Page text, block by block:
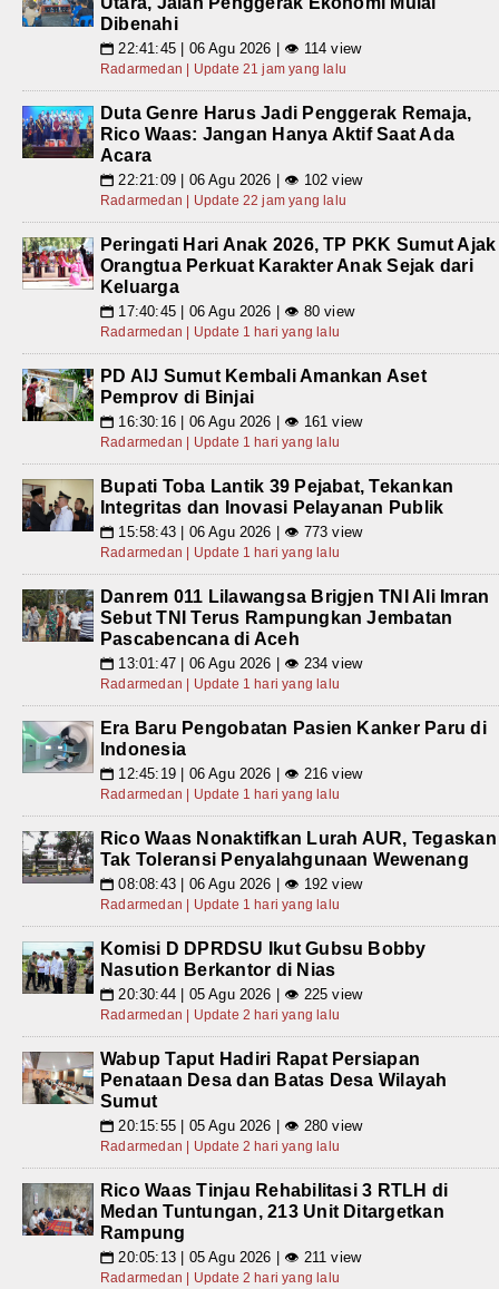
Dibenahi
📅 22:41:45 | 06 Agu 2026 | 👁 114 view
Radarmedan | Update 21 jam yang lalu
Duta Genre Harus Jadi Penggerak Remaja,
Rico Waas: Jangan Hanya Aktif Saat Ada
Acara
📅 22:21:09 | 06 Agu 2026 | 👁 102 view
Radarmedan | Update 22 jam yang lalu
Peringati Hari Anak 2026, TP PKK Sumut Ajak
Orangtua Perkuat Karakter Anak Sejak dari
Keluarga
📅 17:40:45 | 06 Agu 2026 | 👁 80 view
Radarmedan | Update 1 hari yang lalu
PD AIJ Sumut Kembali Amankan Aset
Pemprov di Binjai
📅 16:30:16 | 06 Agu 2026 | 👁 161 view
Radarmedan | Update 1 hari yang lalu
Bupati Toba Lantik 39 Pejabat, Tekankan
Integritas dan Inovasi Pelayanan Publik
📅 15:58:43 | 06 Agu 2026 | 👁 773 view
Radarmedan | Update 1 hari yang lalu
Danrem 011 Lilawangsa Brigjen TNI Ali Imran
Sebut TNI Terus Rampungkan Jembatan
Pascabencana di Aceh
📅 13:01:47 | 06 Agu 2026 | 👁 234 view
Radarmedan | Update 1 hari yang lalu
Era Baru Pengobatan Pasien Kanker Paru di
Indonesia
📅 12:45:19 | 06 Agu 2026 | 👁 216 view
Radarmedan | Update 1 hari yang lalu
Rico Waas Nonaktifkan Lurah AUR, Tegaskan
Tak Toleransi Penyalahgunaan Wewenang
📅 08:08:43 | 06 Agu 2026 | 👁 192 view
Radarmedan | Update 1 hari yang lalu
Komisi D DPRDSU Ikut Gubsu Bobby
Nasution Berkantor di Nias
📅 20:30:44 | 05 Agu 2026 | 👁 225 view
Radarmedan | Update 2 hari yang lalu
Wabup Taput Hadiri Rapat Persiapan
Penataan Desa dan Batas Desa Wilayah
Sumut
📅 20:15:55 | 05 Agu 2026 | 👁 280 view
Radarmedan | Update 2 hari yang lalu
Rico Waas Tinjau Rehabilitasi 3 RTLH di
Medan Tuntungan, 213 Unit Ditargetkan
Rampung
📅 20:05:13 | 05 Agu 2026 | 👁 211 view
Radarmedan | Update 2 hari yang lalu